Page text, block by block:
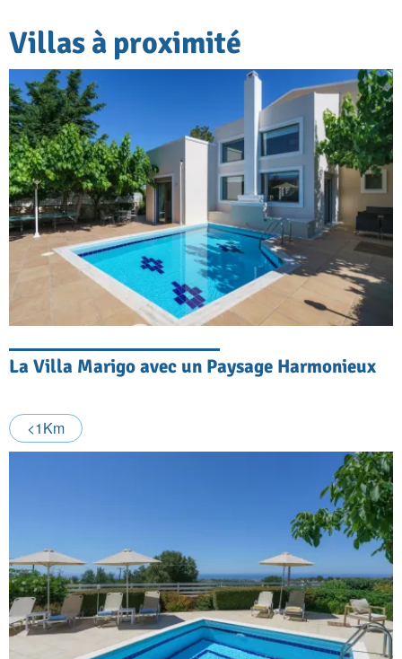
Villas à proximité
La Villa Marigo avec un Paysage Harmonieux
<1Km